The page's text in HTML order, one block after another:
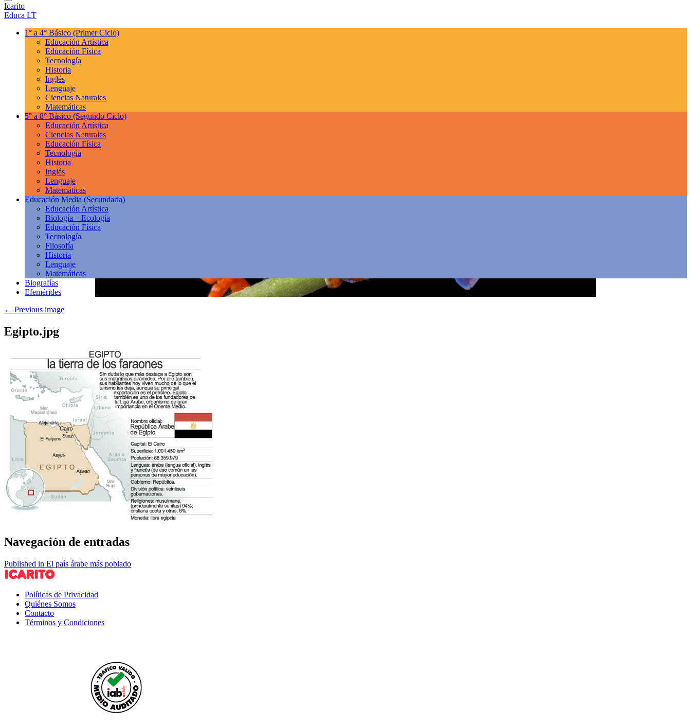
Icarito
Educa LT
1° a 4° Básico (Primer Ciclo)
Educación Artística
Educación Física
Tecnología
Historia
Inglés
Lenguaje
Ciencias Naturales
Matemáticas
5° a 8° Básico (Segundo Ciclo)
Educación Artística
Ciencias Naturales
Educación Física
Tecnología
Historia
Inglés
Lenguaje
Matemáticas
Educación Media (Secundaria)
Educación Artística
Biología – Ecología
Educación Física
Tecnología
Filosofía
Historia
Lenguaje
Matemáticas
Biografías
Efemérides
← Previous image
Egipto.jpg
Navegación de entradas
Published in El país árabe más poblado
Políticas de Privacidad
Quiénes Somos
Contacto
Términos y Condiciones